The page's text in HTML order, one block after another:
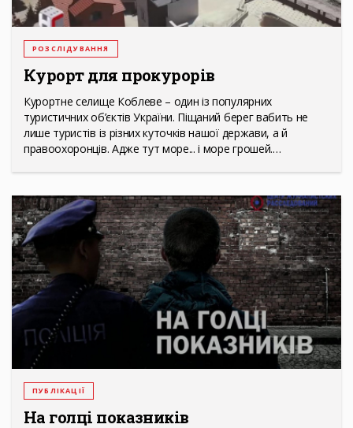
РОЗСЛІДУВАННЯ
Курорт для прокурорів
Курортне селище Коблеве – один із популярних
туристичних об’єктів України. Піщаний берег вабить не
лише туристів із різних куточків нашої держави, а й
правоохоронців. Адже тут море... і море грошей.…
ПУБЛІКАЦІЇ
На голці показників